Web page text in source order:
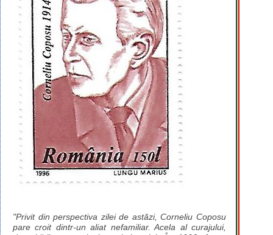
"Privit din perspectiva zilei de astăzi, Corneliu Coposu
pare croit dintr-un aliat nefamiliar. Acela al curajului,